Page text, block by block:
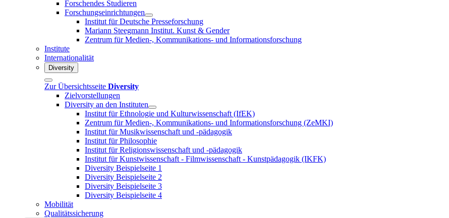
Forschendes Studieren
Forschungseinrichtungen
Institut für Deutsche Presseforschung
Mariann Steegmann Institut. Kunst & Gender
Zentrum für Medien-, Kommunikations- und Informationsforschung
Institute
Internationalität
Diversity
Zur Übersichtsseite Diversity
Zielvorstellungen
Diversity an den Instituten
Institut für Ethnologie und Kulturwissenschaft (IfEK)
Zentrum für Medien-, Kommunikations- und Informationsforschung (ZeMKI)
Institut für Musikwissenschaft und -pädagogik
Institut für Philosophie
Institut für Religionswissenschaft und -pädagogik
Institut für Kunstwissenschaft - Filmwissenschaft - Kunstpädagogik (IKFK)
Diversity Beispielseite 1
Diversity Beispielseite 2
Diversity Beispielseite 3
Diversity Beispielseite 4
Mobilität
Qualitätssicherung